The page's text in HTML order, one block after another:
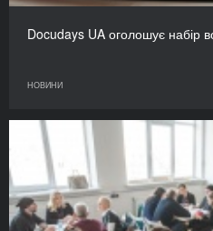
Docudays UA оголошує набір
НОВИНИ